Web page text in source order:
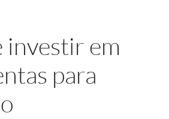
investir em
para